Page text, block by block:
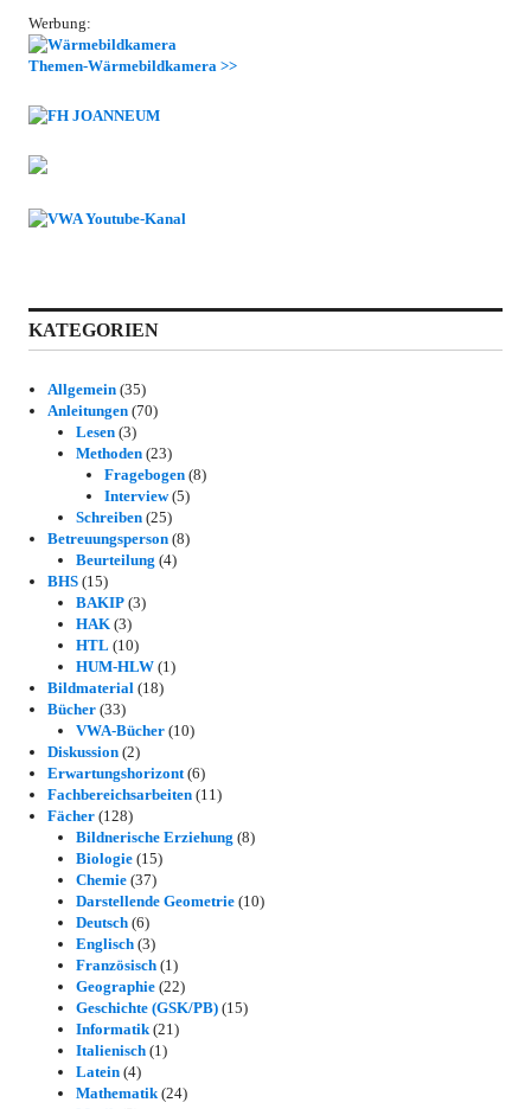
Werbung:
Themen-Wärmebildkamera >>
KATEGORIEN
Allgemein (35)
Anleitungen (70)
Lesen (3)
Methoden (23)
Fragebogen (8)
Interview(5)
Schreiben (25)
Betreuungsperson (8)
Beurteilung (4)
BHS (15)
BAKIP (3)
HAK (3)
HTL (10)
HUM-HLW (1)
Bildmaterial (18)
Bücher (33)
VWA-Bücher (10)
Diskussion (2)
Erwartungshorizont(6)
Fachbereichsarbeiten (11)
Fächer (128)
Bildnerische Erziehung (8)
Biologie (15)
Chemie (37)
Darstellende Geometrie (10)
Deutsch (6)
Englisch (3)
Französisch (1)
Geographie (22)
Geschichte (GSK/PB) (15)
Informatik(21)
Italienisch (1)
Latein (4)
Mathematik(24)